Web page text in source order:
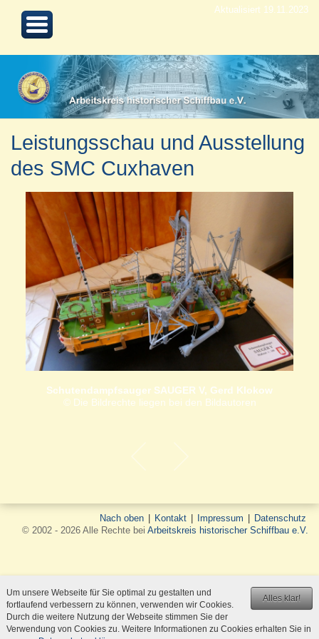
Aktualisiert 19.11.2023
Leistungsschau und Ausstellung
des SMC Cuxhaven
Schutendampfsauger SAUGER V, Gerd Klokow
© Die Bildrechte liegen bei den Bildautoren
Nach oben Kontakt Impressum
Datenschutz
© 2002 - 2026 Alle Rechte bei Arbeitskreis historischer Schiffbau e.V.
Alles klar!
Um unsere Webseite für Sie optimal zu gestalten und
fortlaufend verbessern zu können, verwenden wir Cookies.
Durch die weitere Nutzung der Webseite stimmen Sie der
Verwendung von Cookies zu. Weitere Informationen zu Cookies erhalten Sie in